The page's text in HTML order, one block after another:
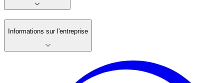
Informations sur l'entreprise